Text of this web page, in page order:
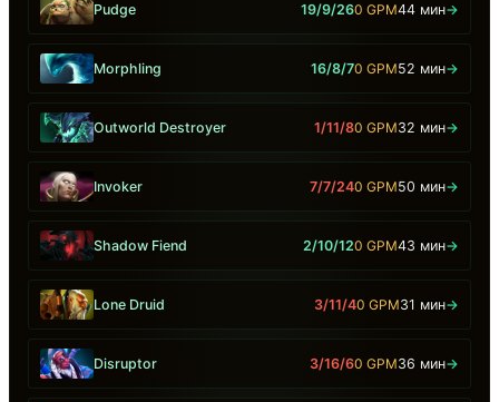
Pudge 19/9/260 GPM44 мин→
Morphling 16/8/70 GPM52 мин→
Outworld Destroyer 1/11/80 GPM32 мин→
Invoker 7/7/240 GPM50 мин→
Shadow Fiend 2/10/120 GPM43 мин→
Lone Druid 3/11/40 GPM31 мин→
Disruptor 3/16/60 GPM36 мин→